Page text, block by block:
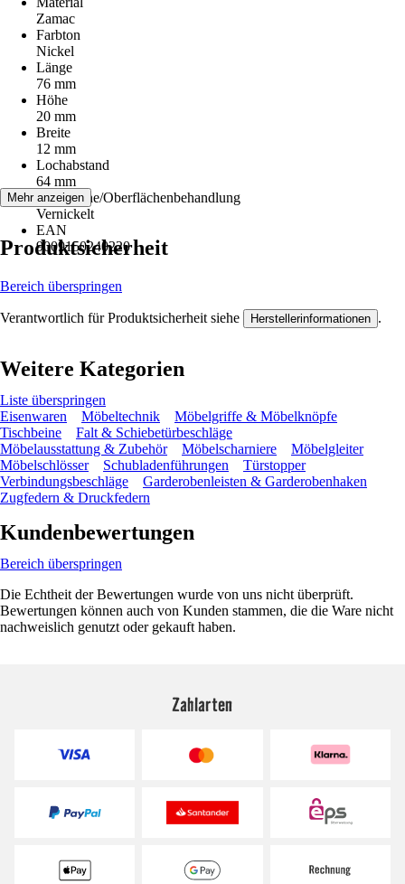
Zamac
Farbton
Nickel
Länge
76 mm
Höhe
20 mm
Breite
12 mm
Lochabstand
64 mm
Oberfläche/Oberflächenbehandlung
Vernickelt
EAN
9009150240220
Mehr anzeigen
Produktsicherheit
Bereich überspringen
Verantwortlich für Produktsicherheit siehe Herstellerinformationen .
Weitere Kategorien
Liste überspringen
Eisenwaren
Möbeltechnik
Möbelgriffe & Möbelknöpfe
Tischbeine
Falt & Schiebetürbeschläge
Möbelausstattung & Zubehör
Möbelscharniere
Möbelgleiter
Möbelschlösser
Schubladenführungen
Türstopper
Verbindungsbeschläge
Garderobenleisten & Garderobenhaken
Zugfedern & Druckfedern
Kundenbewertungen
Bereich überspringen
Die Echtheit der Bewertungen wurde von uns nicht überprüft.
Bewertungen können auch von Kunden stammen, die die Ware nicht
nachweislich genutzt oder gekauft haben.
Zahlarten